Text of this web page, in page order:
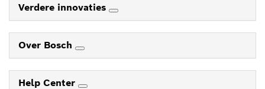
Verdere innovaties
Over Bosch
Help Center